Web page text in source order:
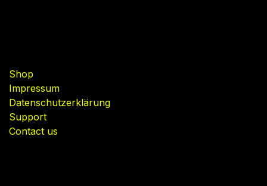
Shop
Impressum
Datenschutzerklärung
Support
Contact us